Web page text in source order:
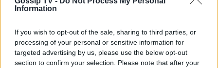
Information
If you wish to opt-out of the sale, sharing to third parties, or
processing of your personal or sensitive information for
targeted advertising by us, please use the below opt-out
section to confirm your selection. Please note that after your
«Θα κινηθώ νομικά» - Κόλαφος ο
προσωπική του ζωή